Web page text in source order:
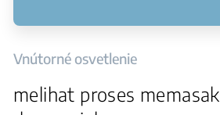
Vnútorné osvetlenie
melihat proses memasak